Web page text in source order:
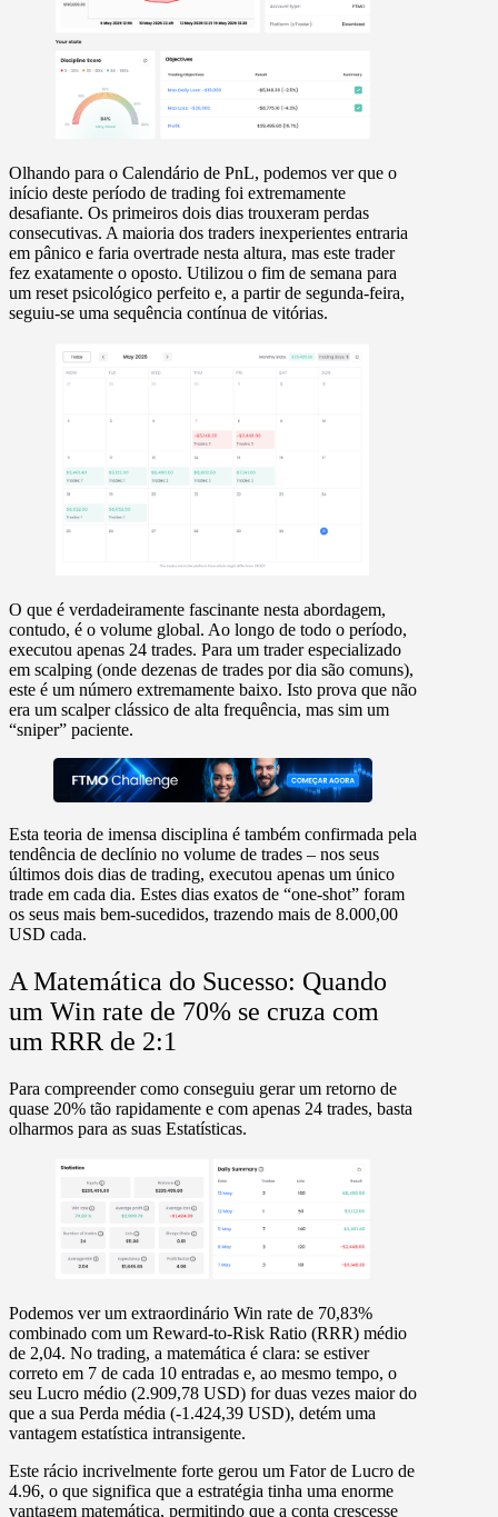
Olhando para o Calendário de PnL, podemos ver que o
início deste período de trading foi extremamente
desafiante. Os primeiros dois dias trouxeram perdas
consecutivas. A maioria dos traders inexperientes entraria
em pânico e faria overtrade nesta altura, mas este trader
fez exatamente o oposto. Utilizou o fim de semana para
um reset psicológico perfeito e, a partir de segunda-feira,
seguiu-se uma sequência contínua de vitórias.
O que é verdadeiramente fascinante nesta abordagem,
contudo, é o volume global. Ao longo de todo o período,
executou apenas 24 trades. Para um trader especializado
em scalping (onde dezenas de trades por dia são comuns),
este é um número extremamente baixo. Isto prova que não
era um scalper clássico de alta frequência, mas sim um
“sniper” paciente.
Esta teoria de imensa disciplina é também confirmada pela
tendência de declínio no volume de trades – nos seus
últimos dois dias de trading, executou apenas um único
trade em cada dia. Estes dias exatos de “one-shot” foram
os seus mais bem-sucedidos, trazendo mais de 8.000,00
USD cada.
A Matemática do Sucesso: Quando
um Win rate de 70% se cruza com
um RRR de 2:1
Para compreender como conseguiu gerar um retorno de
quase 20% tão rapidamente e com apenas 24 trades, basta
olharmos para as suas Estatísticas.
Podemos ver um extraordinário Win rate de 70,83%
combinado com um Reward-to-Risk Ratio (RRR) médio
de 2,04. No trading, a matemática é clara: se estiver
correto em 7 de cada 10 entradas e, ao mesmo tempo, o
seu Lucro médio (2.909,78 USD) for duas vezes maior do
que a sua Perda média (-1.424,39 USD), detém uma
vantagem estatística intransigente.
Este rácio incrivelmente forte gerou um Fator de Lucro de
4.96, o que significa que a estratégia tinha uma enorme
vantagem matemática, permitindo que a conta crescesse